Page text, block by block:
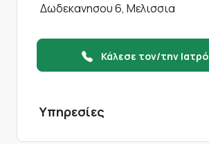
Δωδεκανησου 6, Μελισσια
Κάλεσε τον/την Ιατρό
Υπηρεσίες